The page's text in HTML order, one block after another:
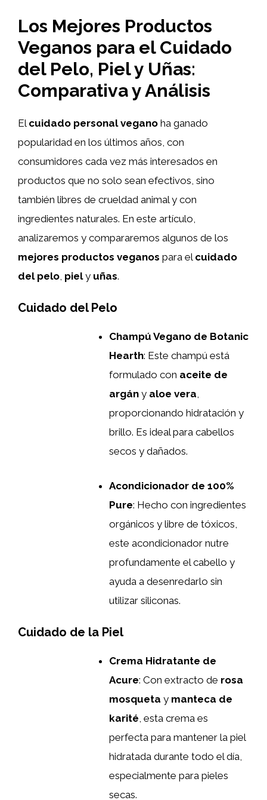
Los Mejores Productos
Veganos para el Cuidado
del Pelo, Piel y Uñas:
Comparativa y Análisis
El cuidado personal vegano ha ganado
popularidad en los últimos años, con
consumidores cada vez más interesados en
productos que no solo sean efectivos, sino
también libres de crueldad animal y con
ingredientes naturales. En este artículo,
analizaremos y compararemos algunos de los
mejores productos veganos para el cuidado
del pelo piely uñas.
Cuidado del Pelo
Champú Vegano de Botanic
Hearth: Este champú está
formulado con aceite de
argán y aloe vera,
proporcionando hidratación y
brillo. Es ideal para cabellos
secos y dañados.
Acondicionador de 100%
Pure: Hecho con ingredientes
orgánicos y libre de tóxicos,
este acondicionador nutre
profundamente el cabello y
ayuda a desenredarlo sin
utilizar siliconas.
Cuidado de la Piel
Crema Hidratante de
Acure: Con extracto de rosa
mosqueta y manteca de
karité, esta crema es
perfecta para mantener la piel
hidratada durante todo el día,
especialmente para pieles
secas.